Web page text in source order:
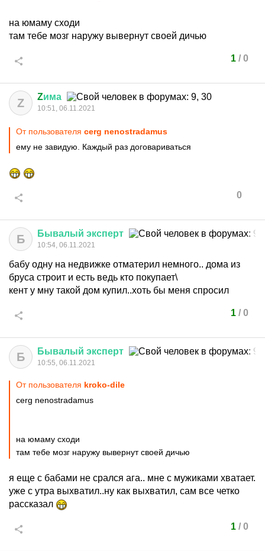
на юмаму сходи
там тебе мозг наружу вывернут своей дичью
1/ 0
Z Zима
10:51, 06.11.2021
От пользователя cerg nenostradamus
ему не завидую. Каждый раз договариваться
0
Б Бывалый эксперт
10:54, 06.11.2021
бабу одну на недвижке отматерил немного.. дома из
бруса строит и есть ведь кто покупает\
кент у мну такой дом купил..хоть бы меня спросил
1/ 0
Б Бывалый эксперт
10:55, 06.11.2021
От пользователя kroko-dile
cerg nenostradamus
на юмаму сходи
там тебе мозг наружу вывернут своей дичью
я еще с бабами не срался ага.. мне с мужиками хватает.
уже с утра выхватил..ну как выхватил, сам все четко
рассказал
1/ 0